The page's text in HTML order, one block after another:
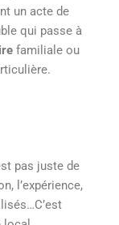
un acte de
qui passe à
familiale ou
pas juste de
l’expérience,